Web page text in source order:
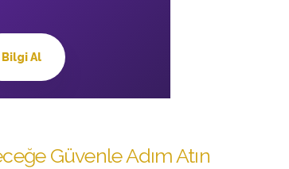
Bilgi Al
Güvenle Adım Atın